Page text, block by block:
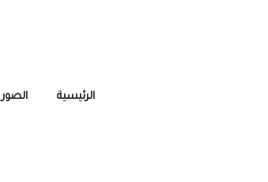
الرئيسية الصور